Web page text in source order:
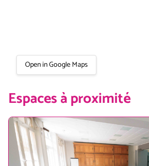
Open in Google Maps
Espaces à proximité